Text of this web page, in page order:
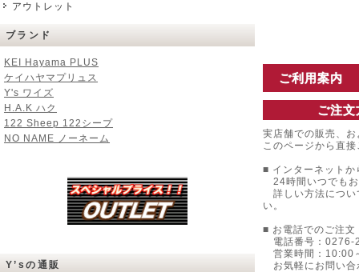
アウトレット
ブランド
KEI Hayama PLUS
ケイハヤマプリュス
Y's ワイズ
H.A.K ハク
122 Sheep 122シープ
NO NAME ノーネーム
Y’sの通販
ご利用案内
ご注
実店舗での販売、
このページから直
■ インターネットか
24時間いつでも
詳しい方法につい
い。
■ お電話でのご注文
電話番号：0276-
営業時間：10:00
お気軽にお問い合